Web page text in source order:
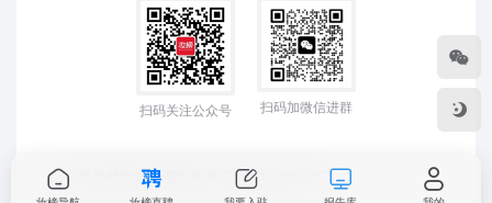
扫码关注公众号 扫码加微信进群
©2025 妆榜科技 版权所有 粤ICP备2024350757